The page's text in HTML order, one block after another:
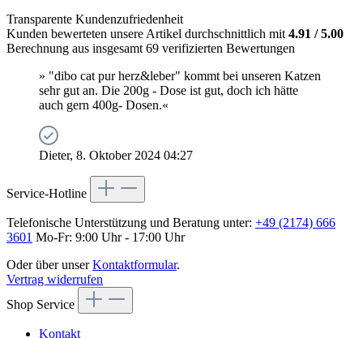
Transparente Kundenzufriedenheit
Kunden bewerteten unsere Artikel durchschnittlich mit 4.91 / 5.00
Berechnung aus insgesamt 69 verifizierten Bewertungen
» "dibo cat pur herz&leber" kommt bei unseren Katzen
sehr gut an. Die 200g - Dose ist gut, doch ich hätte
auch gern 400g- Dosen.«
Dieter, 8. Oktober 2024 04:27
Service-Hotline
Telefonische Unterstützung und Beratung unter: +49 (2174) 666
3601 Mo-Fr: 9:00 Uhr - 17:00 Uhr
Oder über unserKontaktformular.
Vertrag widerrufen
Shop Service
Kontakt